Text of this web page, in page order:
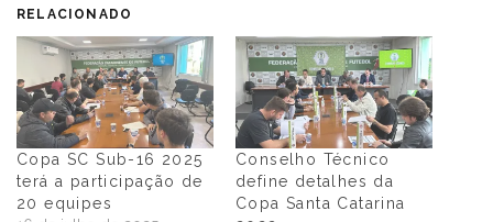
RELACIONADO
Copa SC Sub-16 2025
terá a participação de
20 equipes
Conselho Técnico
define detalhes da
Copa Santa Catarina